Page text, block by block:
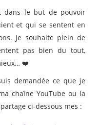
dans le but de pouvoir
et qui se sentent en
Je souhaite plein de
pas bien du tout,
❤️
demandée ce que je
chaîne YouTube ou la
ci-dessous mes :